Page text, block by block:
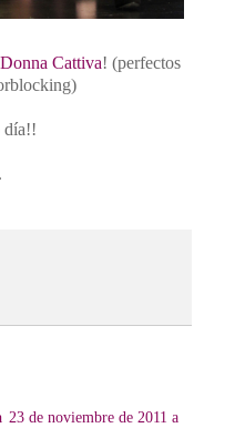
Donna Cattiva! (perfectos
día!!
23 de noviembre de 2011 a